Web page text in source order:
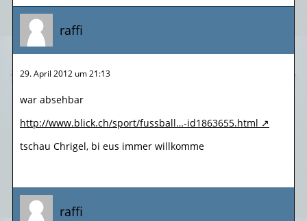
raffi
29. April 2012 um 21:13
war absehbar
http://www.blick.ch/sport/fussball…-id1863655.html
tschau Chrigel, bi eus immer willkomme
raffi